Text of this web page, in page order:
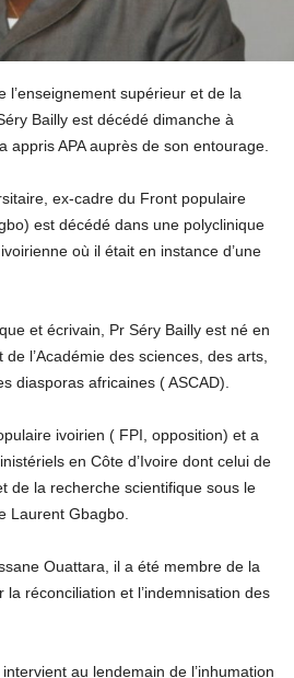
l’enseignement supérieur et de la
Bailly est décédé dimanche à
appris APA auprès de son entourage.
ex-cadre du Front populaire
est décédé dans une polyclinique
où il était en instance d’une
et écrivain, Pr Séry Bailly est né en
l’Académie des sciences, des arts,
diasporas africaines ( ASCAD).
ivoirien ( FPI, opposition) et a
en Côte d’Ivoire dont celui de
de la recherche scientifique sous le
Laurent Gbagbo.
Ouattara, il a été membre de la
réconciliation et l’indemnisation des
au lendemain de l’inhumation